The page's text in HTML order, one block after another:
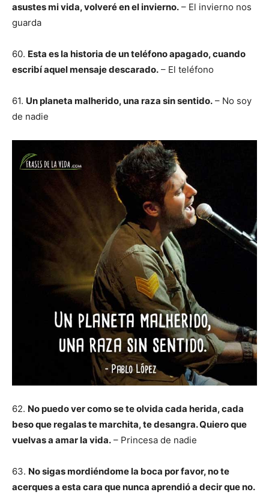
asustes mi vida, volveré en el invierno. – El invierno nos
guarda
60. Esta es la historia de un teléfono apagado, cuando
escribí aquel mensaje descarado. – El teléfono
61. Un planeta malherido, una raza sin sentido. – No soy
de nadie
62. No puedo ver como se te olvida cada herida, cada
beso que regalas te marchita, te desangra. Quiero que
vuelvas a amar la vida. – Princesa de nadie
63. No sigas mordiéndome la boca por favor, no te
acerques a esta cara que nunca aprendió a decir que no.